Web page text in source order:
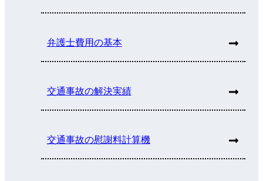
弁護士費用の基本
交通事故の解決実績
交通事故の慰謝料計算機